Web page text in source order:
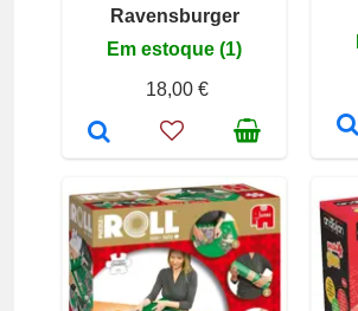
Ravensburger
Em estoque (1)
18,00 €